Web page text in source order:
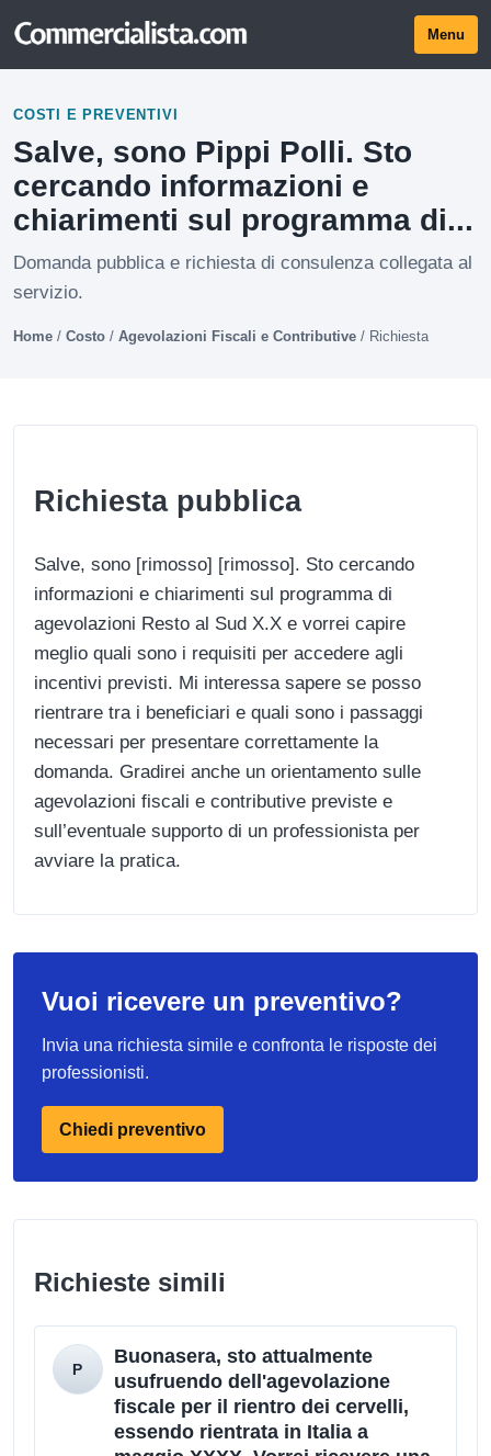
Menu
COSTI E PREVENTIVI
Salve, sono Pippi Polli. Sto
cercando informazioni e
chiarimenti sul programma di...
Domanda pubblica e richiesta di consulenza collegata al
servizio.
Home / Costo / Agevolazioni Fiscali e Contributive / Richiesta
Richiesta pubblica
Salve, sono [rimosso] [rimosso]. Sto cercando
informazioni e chiarimenti sul programma di
agevolazioni Resto al Sud X.X e vorrei capire
meglio quali sono i requisiti per accedere agli
incentivi previsti. Mi interessa sapere se posso
rientrare tra i beneficiari e quali sono i passaggi
necessari per presentare correttamente la
domanda. Gradirei anche un orientamento sulle
agevolazioni fiscali e contributive previste e
sull’eventuale supporto di un professionista per
avviare la pratica.
Vuoi ricevere un preventivo?
Invia una richiesta simile e confronta le risposte dei
professionisti.
Chiedi preventivo
Richieste simili
Buonasera, sto attualmente
usufruendo dell'agevolazione
fiscale per il rientro dei cervelli,
essendo rientrata in Italia a